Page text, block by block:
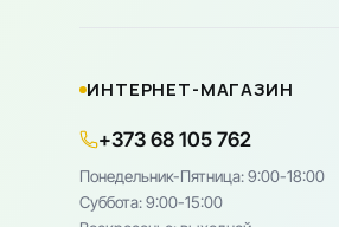
ИНТЕРНЕТ-МАГАЗИН
+373 68 105 762
Понедельник-Пятница: 9:00-18:00
Cуббота: 9:00-15:00